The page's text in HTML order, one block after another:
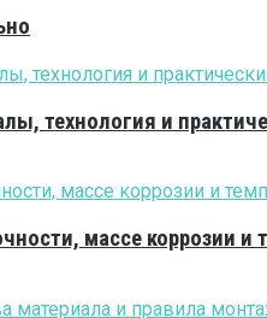
технология и
массе коррозии и